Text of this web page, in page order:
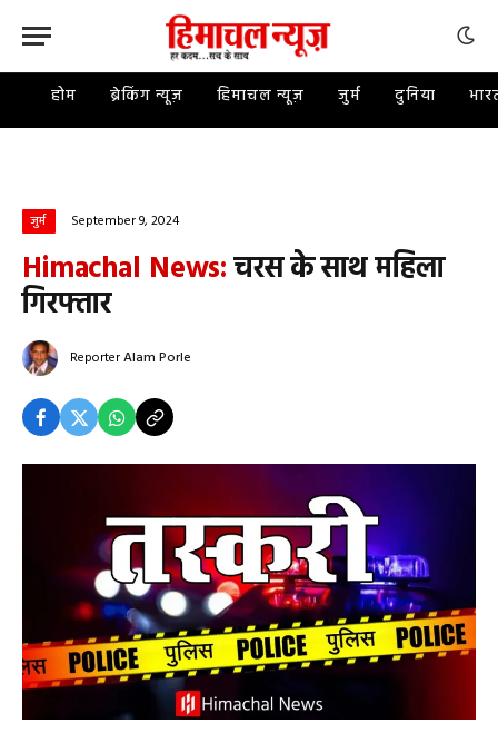
होम ब्रेकिंग न्यूज़ हिमाचल न्यूज़ जुर्म दुनिया
जुर्म September 9, 2024
Himachal News:चरस के साथ महिला
गिरफ्तार
ReporterAlam Porle